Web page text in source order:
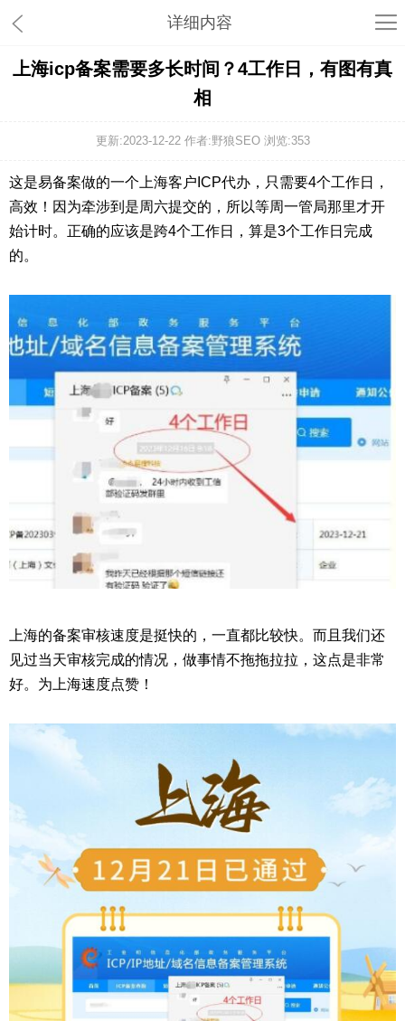
详细内容
上海icp备案需要多长时间？4工作日，有图有真
相
更新:2023-12-22 作者:野狼SEO 浏览:353
这是易备案做的一个上海客户ICP代办，只需要4个工作日，
高效！因为牵涉到是周六提交的，所以等周一管局那里才开
始计时。正确的应该是跨4个工作日，算是3个工作日完成
的。
上海的备案审核速度是挺快的，一直都比较快。而且我们还
见过当天审核完成的情况，做事情不拖拖拉拉，这点是非常
好。为上海速度点赞！